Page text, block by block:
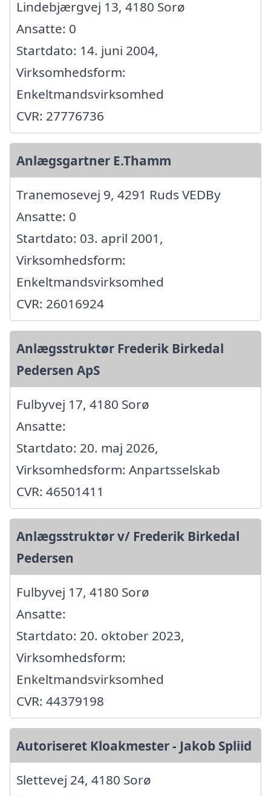
Lindebjærgvej 13, 4180 Sorø
Ansatte: 0
Startdato: 14. juni 2004,
Virksomhedsform:
Enkeltmandsvirksomhed
CVR: 27776736
Anlægsgartner E.Thamm
Tranemosevej 9, 4291 Ruds VEDBy
Ansatte: 0
Startdato: 03. april 2001,
Virksomhedsform:
Enkeltmandsvirksomhed
CVR: 26016924
Anlægsstruktør Frederik Birkedal
Pedersen ApS
Fulbyvej 17, 4180 Sorø
Ansatte:
Startdato: 20. maj 2026,
Virksomhedsform: Anpartsselskab
CVR: 46501411
Anlægsstruktør v/ Frederik Birkedal
Pedersen
Fulbyvej 17, 4180 Sorø
Ansatte:
Startdato: 20. oktober 2023,
Virksomhedsform:
Enkeltmandsvirksomhed
CVR: 44379198
Autoriseret Kloakmester - Jakob Spliid
Slettevej 24, 4180 Sorø